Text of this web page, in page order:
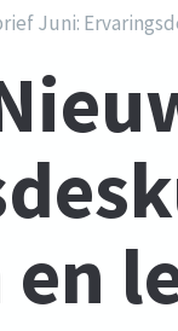
Juni:
en